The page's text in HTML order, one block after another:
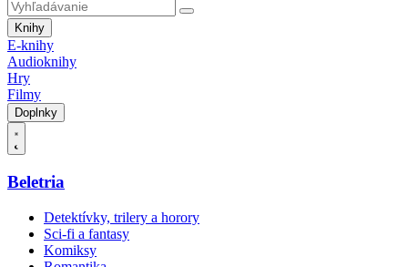
Knihy
E-knihy
Audioknihy
Hry
Filmy
Doplnky
Beletria
Detektívky, trilery a horory
Sci-fi a fantasy
Komiksy